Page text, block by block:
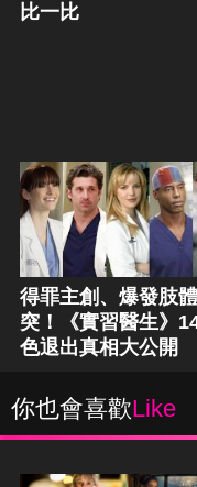
比一比
得罪主創、爆發肢
突！《實習醫生》
色退出真相大公開
你也會喜歡Like